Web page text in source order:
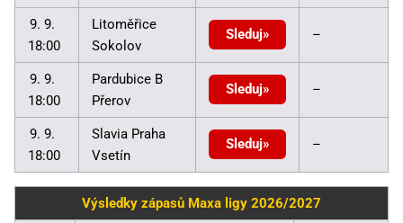
9. 9.
18:00
Litoměřice
Sokolov
Sleduj –
9. 9.
18:00
Pardubice B
Přerov
Sleduj –
9. 9.
18:00
Slavia Praha
Vsetín
Sleduj –
Výsledky zápasů Maxa ligy 2026/2027